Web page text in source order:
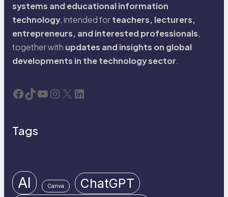
systems and educational information
technology, intended forteachers, lecturers,
entrepreneurs, and interested professionals,
together with updates and insights on global
developments in the technology sector.
Facebook TikTok YouTube Instagram X LinkedIn
Tags
AI Canva ChatGPT